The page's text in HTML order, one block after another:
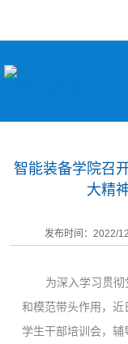
智能装备学院召
大精
发布时间：2022/
为深入学习贯
和模范带头作用，近
学生干部培训会，